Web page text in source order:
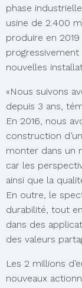
phase
usine de 2.400
produire en
progressivement
nouvelles
«Nous suivons
depuis 3 ans,
En 2016, nous
construction
monter dans un
car les
ainsi que la
En outre, le
durabilité, tout
dans des
des valeurs
Les 2 millions
nouveaux